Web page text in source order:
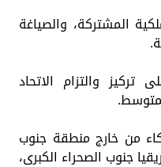
المشتركة، والصياغة
والتزام الاتحاد
من خارج منطقة جنوب
جنوب الصحراء الكبرى،